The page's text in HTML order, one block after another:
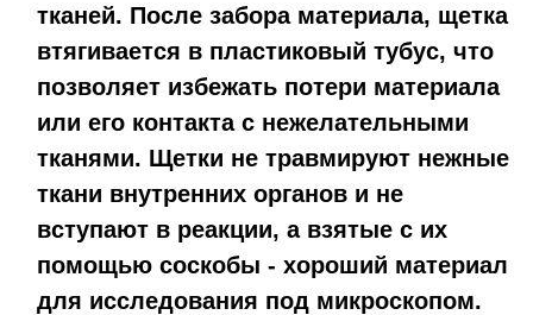
тканей. После забора материала, щетка
втягивается в пластиковый тубус, что
позволяет избежать потери материала
или его контакта с нежелательными
тканями. Щетки не травмируют нежные
ткани внутренних органов и не
вступают в реакции, а взятые с их
помощью соскобы - хороший материал
для исследования под микроскопом.